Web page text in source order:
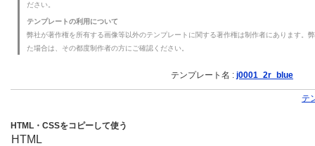
ださい。
テンプレートの利用について
弊社が著作権を所有する画像等以外のテンプレートに関する著作権は制作者にあります。
た場合は、その都度制作者の方にご確認ください。
テンプレート名 : j0001_2r_blue
テ
HTML・CSSをコピーして使う
HTML